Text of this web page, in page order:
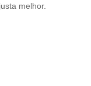
melhor.